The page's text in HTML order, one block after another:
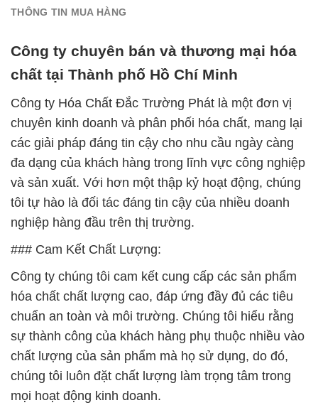
THÔNG TIN MUA HÀNG
Công ty chuyên bán và thương mại hóa
chất tại Thành phố Hồ Chí Minh
Công ty Hóa Chất Đắc Trường Phát là một đơn vị
chuyên kinh doanh và phân phối hóa chất, mang lại
các giải pháp đáng tin cậy cho nhu cầu ngày càng
đa dạng của khách hàng trong lĩnh vực công nghiệp
và sản xuất. Với hơn một thập kỷ hoạt động, chúng
tôi tự hào là đối tác đáng tin cậy của nhiều doanh
nghiệp hàng đầu trên thị trường.
### Cam Kết Chất Lượng:
Công ty chúng tôi cam kết cung cấp các sản phẩm
hóa chất chất lượng cao, đáp ứng đầy đủ các tiêu
chuẩn an toàn và môi trường. Chúng tôi hiểu rằng
sự thành công của khách hàng phụ thuộc nhiều vào
chất lượng của sản phẩm mà họ sử dụng, do đó,
chúng tôi luôn đặt chất lượng làm trọng tâm trong
mọi hoạt động kinh doanh.